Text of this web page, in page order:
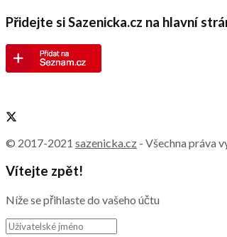
Přidejte si Sazenicka.cz na hlavní
© 2017-2021 sazenicka.cz - Všechna práva
Vítejte zpět!
Níže se přihlaste do vašeho účtu